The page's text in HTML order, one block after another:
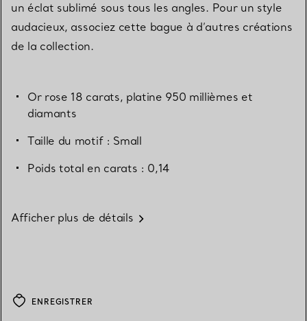
un éclat sublimé sous tous les angles. Pour un style
audacieux, associez cette bague à d’autres créations
de la collection.
Or rose 18 carats, platine 950 millièmes et
diamants
Taille du motif : Small
Poids total en carats : 0,14
Afficher plus de détails
ENREGISTRER